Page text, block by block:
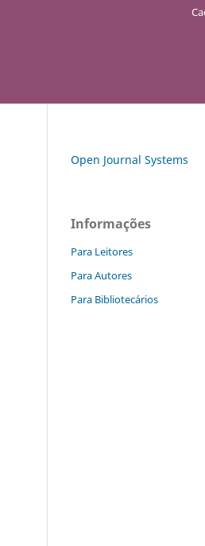
Open Journal Systems
Informações
Para Leitores
Para Autores
Para Bibliotecários